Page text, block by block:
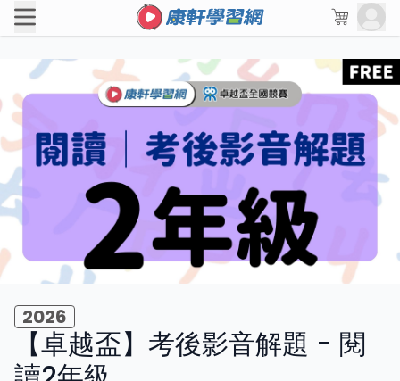
2026
【卓越盃】考後影音解題 - 閱